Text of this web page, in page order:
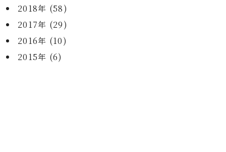
2018年 (58)
2017年 (29)
2016年 (10)
2015年 (6)